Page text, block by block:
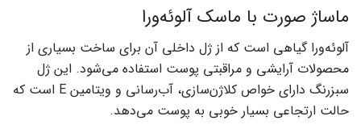
ماساژ صورت با ماسک آلوئه‌ورا
آلوئه‌ورا گیاهی است که از ژل داخلی آن برای ساخت بسیاری از
محصولات آرایشی و مراقبتی پوست استفاده می‌شود. این ژل
سبزرنگ دارای خواص کلاژن‌سازی، آب‌رسانی و ویتامین E است که
حالت ارتجاعی بسیار خوبی به پوست می‌دهد.